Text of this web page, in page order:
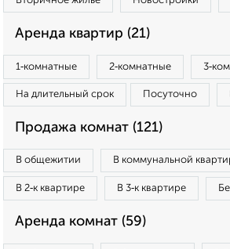
Аренда квартир (21)
1‑комнатные 2‑комнатные
На длительный срок Посуточно
Продажа комнат (121)
В общежитии В коммунальной
В 2‑к квартире В 3‑к квартире
Аренда комнат (59)